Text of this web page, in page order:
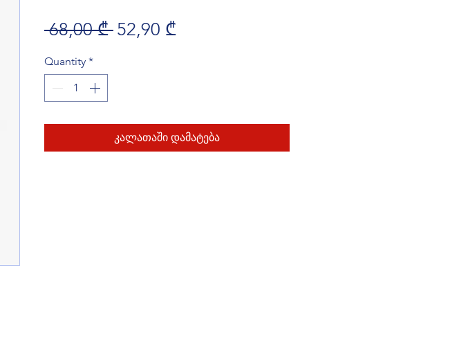
68,00 ₾ Regular Price
52,90 ₾Sale Price
Quantity *
კალათაში დამატება